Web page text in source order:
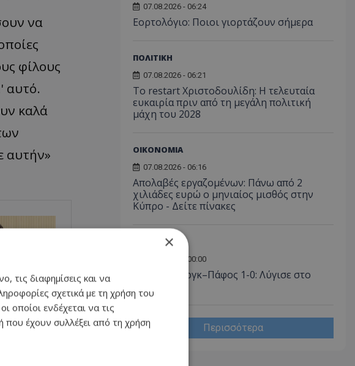
να
φίλους
αυτό.
καλά
αυτήν»
για
07.08.2026 - 06:24
Εορτολόγιο: Ποιοι γιορτάζουν σήμερα
ΠΟΛΙΤΙΚΗ
07.08.2026 - 06:21
Το restart Χριστοδουλίδη: Η τελευταία
ευκαιρία πριν από τη μεγάλη πολιτική
μάχη του 2028
ΟΙΚΟΝΟΜΙΑ
07.08.2026 - 06:16
Απολαβές εργαζομένων: Πάνω από 2
χιλιάδες ευρώ ο μηνιαίος μισθός στην
Κύπρο - Δείτε πίνακες
ΑΘΛΗΤΙΚΑ
07.08.2026 - 00:00
Σάλτσμπουργκ–Πάφος 1-0: Λύγισε στο
Περισσότερα
×
τις διαφημίσεις και να
σχετικά με τη χρήση του
οποίοι ενδέχεται να τις
έχουν συλλέξει από τη χρήση